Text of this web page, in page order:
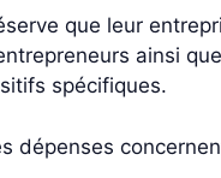
que leur
ainsi
spécifiques.
dépenses